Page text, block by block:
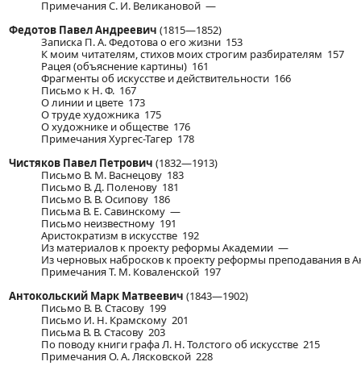
Примечания С. И. Великановой —
Федотов Павел Андреевич (1815—1852)
Записка П. А. Федотова о его жизни 153
К моим читателям, стихов моих строгим разбирателям 157
Рацея (объяснение картины) 161
Фрагменты об искусстве и действительности 166
Письмо к Н. Ф. 167
О линии и цвете 173
О труде художника 175
О художнике и обществе 176
Примечания Хургес-Тагер 178
Чистяков Павел Петрович (1832—1913)
Письмо В. М. Васнецову 183
Письмо В. Д. Поленову 181
Письмо В. В. Осипову 186
Письма В. Е. Савинскому —
Письмо неизвестному 191
Аристократизм в искусстве 192
Из материалов к проекту реформы Академии —
Из черновых набросков к проекту реформы преподавания в
Примечания Т. М. Коваленской 197
Антокольский Марк Матвеевич (1843—1902)
Письмо В. В. Стасову 199
Письмо И. Н. Крамскому 201
Письма В. В. Стасову 203
По поводу книги графа Л. Н. Толстого об искусстве 215
Примечания О. А. Лясковской 228